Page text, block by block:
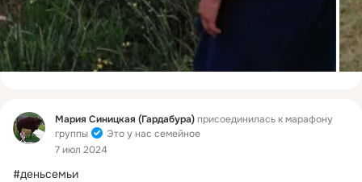
Фид Мария Синицкая (Гардабура)присоединилась к марафону
группы
Это у нас семейное
7 июл 2024
#деньсемьи